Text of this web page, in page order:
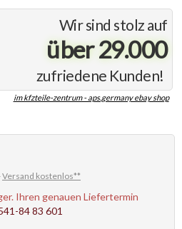
Wir sind stolz auf
über 29.000
zufriedene Kunden!
im kfzteile-zentrum - aps.germany ebay shop
Versand kostenlos**
Ihren genauen Liefertermin
84 83 601